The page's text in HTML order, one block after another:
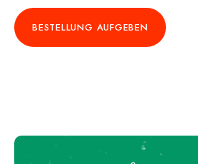
BESTELLUNG AUFGEBEN